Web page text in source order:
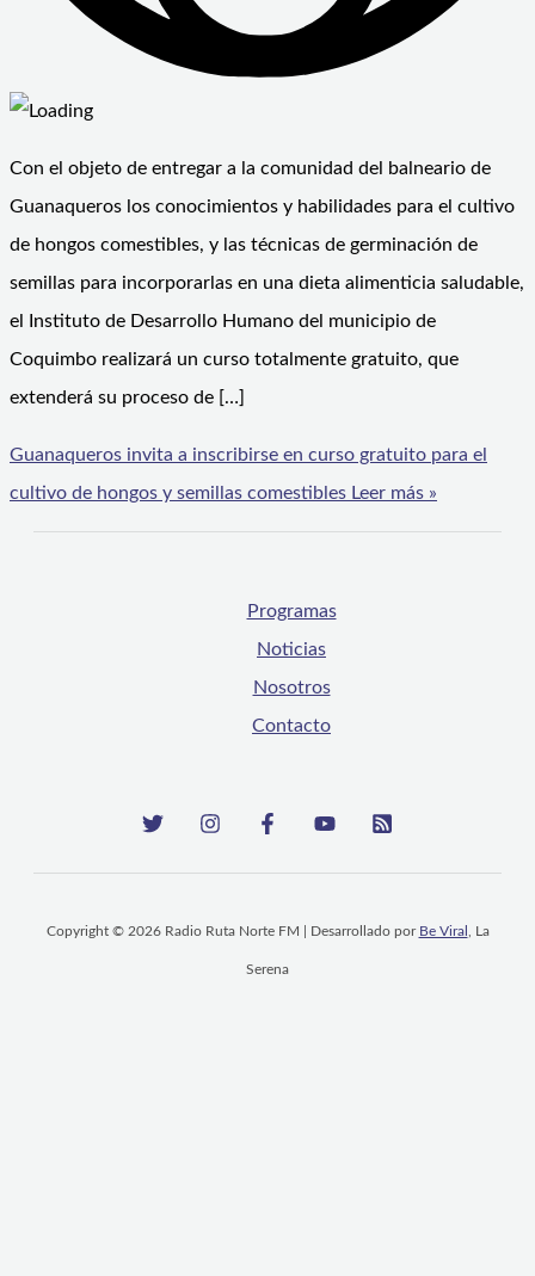
Con el objeto de entregar a la comunidad del balneario de
Guanaqueros los conocimientos y habilidades para el cultivo
de hongos comestibles, y las técnicas de germinación de
semillas para incorporarlas en una dieta alimenticia saludable,
el Instituto de Desarrollo Humano del municipio de
Coquimbo realizará un curso totalmente gratuito, que
extenderá su proceso de […]
Guanaqueros invita a inscribirse en curso gratuito para el
cultivo de hongos y semillas comestibles Leer más »
Programas
Noticias
Nosotros
Contacto
Copyright © 2026 Radio Ruta Norte FM | Desarrollado por Be Viral , La
Serena